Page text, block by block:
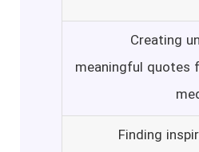
Creating
meaningful quotes
Finding